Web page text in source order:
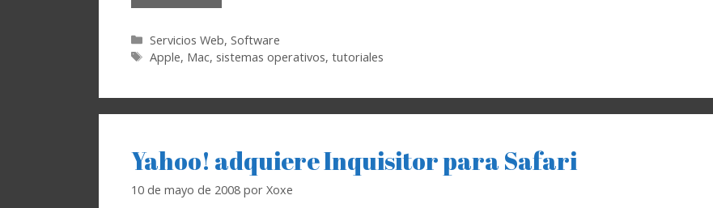
Categorías
Servicios Web,Software
Etiquetas
Apple, Mac, sistemas operativos,tutoriales
Yahoo! adquiere Inquisitor para Safari
10 de mayo de 2008 por Xoxe